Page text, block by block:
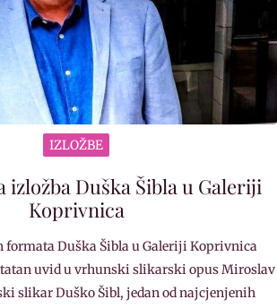
IZLOŽBE
izložba Duška Šibla u Galeriji
Koprivnica
Duška Šibla u Galeriji Koprivnica
uvid u vrhunski slikarski opus Miroslav
slikar Duško Šibl, jedan od najcjenjenih